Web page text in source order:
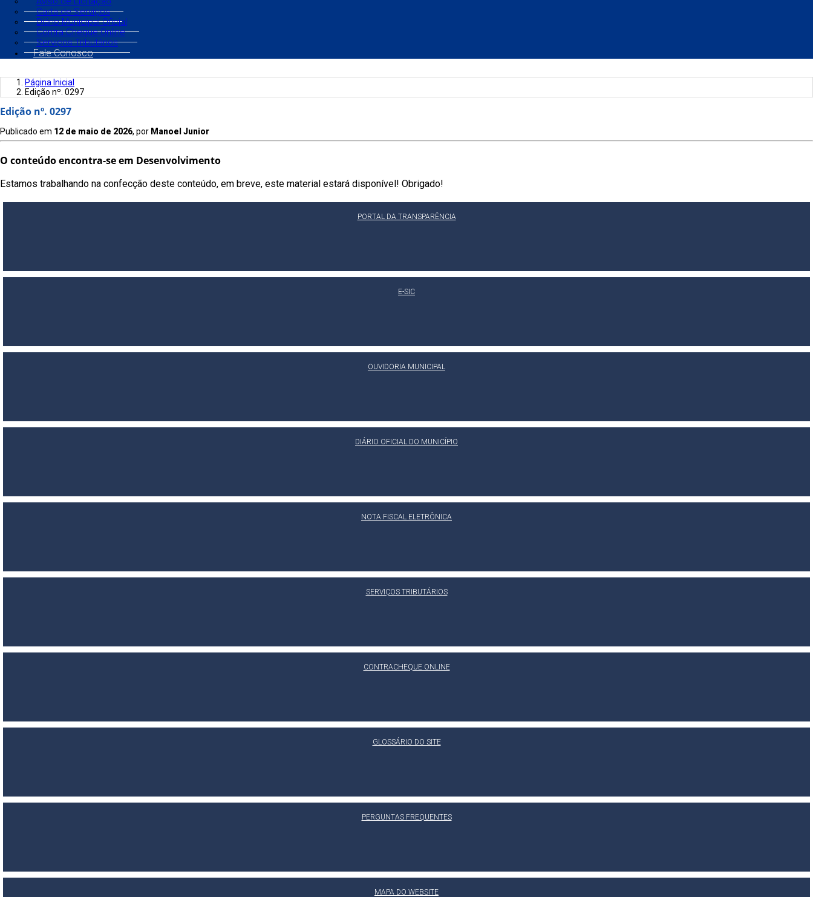
Carta de Serviços
Diário Municipal Oficial
Contra Cheque Online
Serviços Tributários
Fale Conosco
Página Inicial
Edição nº. 0297
Edição nº. 0297
Publicado em 12 de maio de 2026, por Manoel Junior
O conteúdo encontra-se em Desenvolvimento
Estamos trabalhando na confecção deste conteúdo, em breve, este material estará disponível! Obrigado!
PORTAL DA TRANSPARÊNCIA
E-SIC
OUVIDORIA MUNICIPAL
DIÁRIO OFICIAL DO MUNICÍPIO
NOTA FISCAL ELETRÔNICA
SERVIÇOS TRIBUTÁRIOS
CONTRACHEQUE ONLINE
GLOSSÁRIO DO SITE
PERGUNTAS FREQUENTES
MAPA DO WEBSITE